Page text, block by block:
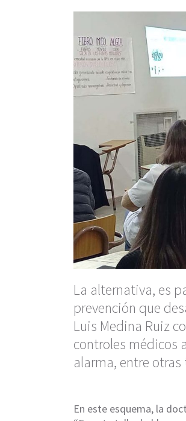
La alternativa, es
prevención que
Luis Medina Ruiz
controles médicos
alarma, entre
En este esquema, la